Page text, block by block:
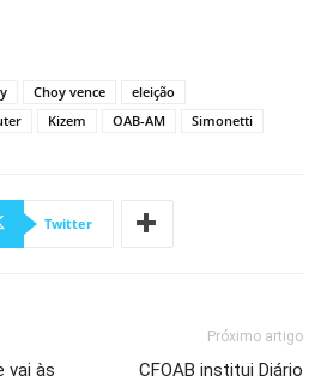
Choy vence
eleição
Kizem OAB-AM Simonetti
Twitter
vai às
Próximo artigo
CFOAB institui Diário